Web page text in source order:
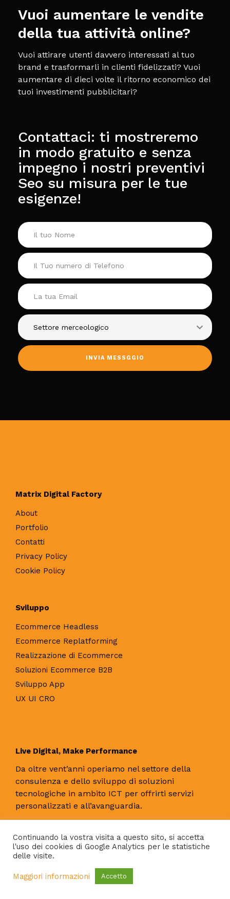
Vuoi aumentare le vendite
della tua attività online?
Vuoi attirare utenti davvero interessati al tuo
brand e trasformarli in clienti fidelizzati? Vuoi
aumentare di dieci volte il ritorno economico dei
tuoi investimenti pubblicitari?
Contattaci: ti mostreremo
in modo gratuito e senza
impegno i nostri preventivi
Seo su misura per le tue
esigenze!
Matrix Digital Factory
About
Portfolio
Contatti
Privacy Policy
Cookie Policy
Sviluppo
Ecommerce Headless
Ecommerce Replatforming
Realizzazione di Ecommerce
Soluzioni Ecommerce B2B
Sviluppo App
UX UI CRO
Live Digital, Make Performance
Da oltre vent’anni operiamo nel settore della
consulenza e dello sviluppo di soluzioni
tecnologiche in ambito ICT per offrirti servizi
personalizzati e all’avanguardia.
Copyright © All Right Reserved 2026 - Matrix Consulting
Group S.r.l.- P.IVA 06732821217Matrix Digital Factory è
una divisione di Matrix Consulting Group S.r.l.
Continuando la vostra visita a questo sito, si accetta
l'uso dei cookies di Google Analytics per le statistiche
delle visite.
Maggiori informazioni Accetto